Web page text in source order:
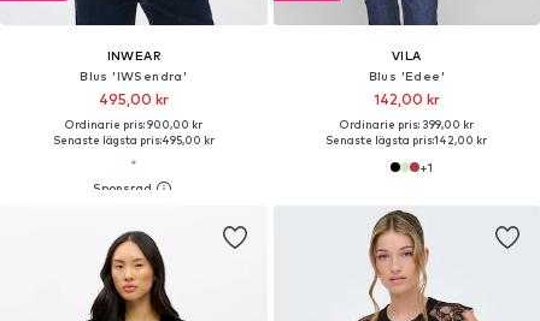
INWEAR
Blus 'IWSendra'
495,00 kr
Ordinarie pris: 900,00 kr
Senaste lägsta pris:495,00 kr
VILA
Blus 'Edee'
142,00 kr
Ordinarie pris: 399,00 kr
Senaste lägsta pris:142,00 kr
+1